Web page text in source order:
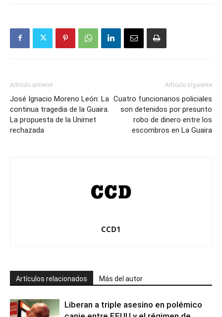
Artículo anterior
José Ignacio Moreno León: La
continua tragedia de la Guaira.
La propuesta de la Unimet
rechazada
Artículo siguiente
Cuatro funcionarios policiales
son detenidos por presunto
robo de dinero entre los
escombros en La Guaira
CCD1
Artículos relacionados Más del autor
Liberan a triple asesino en polémico